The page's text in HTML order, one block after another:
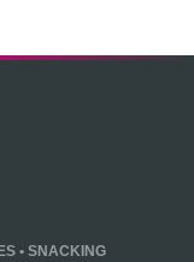
• SNACKING